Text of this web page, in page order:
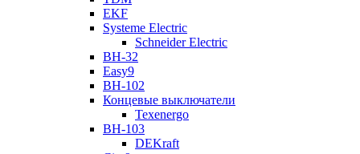
EKF
Systeme Electric
Schneider Electric
ВН-32
Easy9
ВН-102
Концевые выключатели
Texenergo
ВН-103
DEKraft